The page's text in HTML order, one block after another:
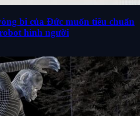
bi của Đức muốn tiêu chuẩn
hình người